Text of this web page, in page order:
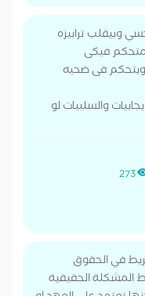
وبيقلب ترابيزه
فيكى
فى ضحيه
والسلبيات لو
273
في الحقوق
المشكلة الحقيقية